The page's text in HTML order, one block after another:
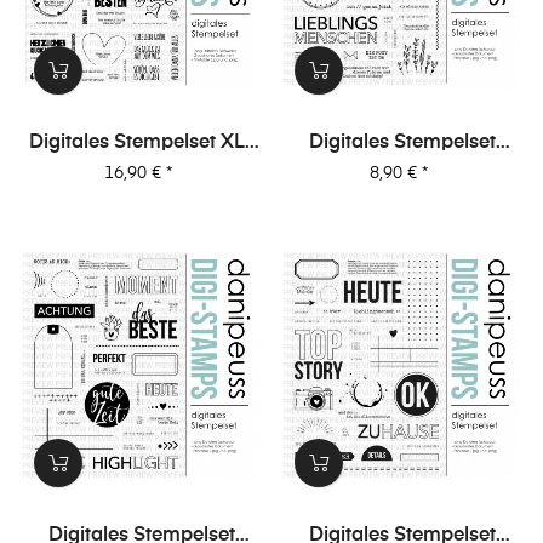
Digitales Stempelset XL-
Special 1 "Karten 1"
Preis
16,90 € *
Digitales Stempelset
(5043)
Preis
8,90 € *
Digitales Stempelset
Digitales Stempelset